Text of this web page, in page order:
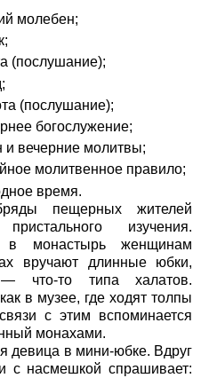
молебен;
(послушание);
(послушание);
богослужение;
вечерние молитвы;
молитвенное правило;
время.
пещерных жителей
изучения.
монастырь женщинам
вручают длинные юбки,
что-то типа халатов.
в музее, где ходят толпы
с этим вспоминается
монахами.
девица в мини-юбке. Вдруг
с насмешкой спрашивает: